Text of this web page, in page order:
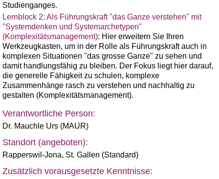
Studienganges.
Lernblock 2: Als Führungskraft "das Ganze verstehen" mit
"Systemdenken und Systemarchetypen"
(Komplexitätsmanagement): Hier erweitern Sie Ihren
Werkzeugkasten, um in der Rolle als Führungskraft auch in
komplexen Situationen "das grosse Ganze" zu sehen und
damit handlungsfähig zu bleiben. Der Fokus liegt hier darauf,
die generelle Fähigkeit zu schulen, komplexe
Zusammenhänge rasch zu verstehen und nachhaltig zu
gestalten (Komplexitätsmanagement).
Verantwortliche Person:
Dr. Mauchle Urs (MAUR)
Standort (angeboten):
Rapperswil-Jona, St. Gallen (Standard)
Zusätzlich vorausgesetzte Kenntnisse: